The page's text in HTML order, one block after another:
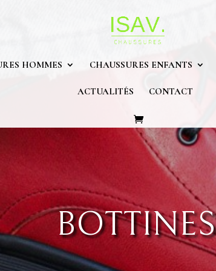
HOMMES CHAUSSURES ENFANTS
ACTUALITÉS CONTACT
BOTTINES